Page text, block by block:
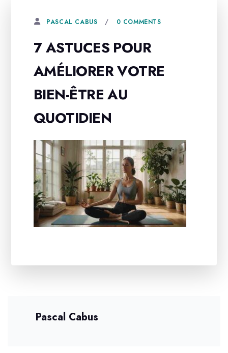
PASCAL CABUS 0 COMMENTS
7 ASTUCES POUR
AMÉLIORER VOTRE
BIEN-ÊTRE AU
QUOTIDIEN
Pascal Cabus